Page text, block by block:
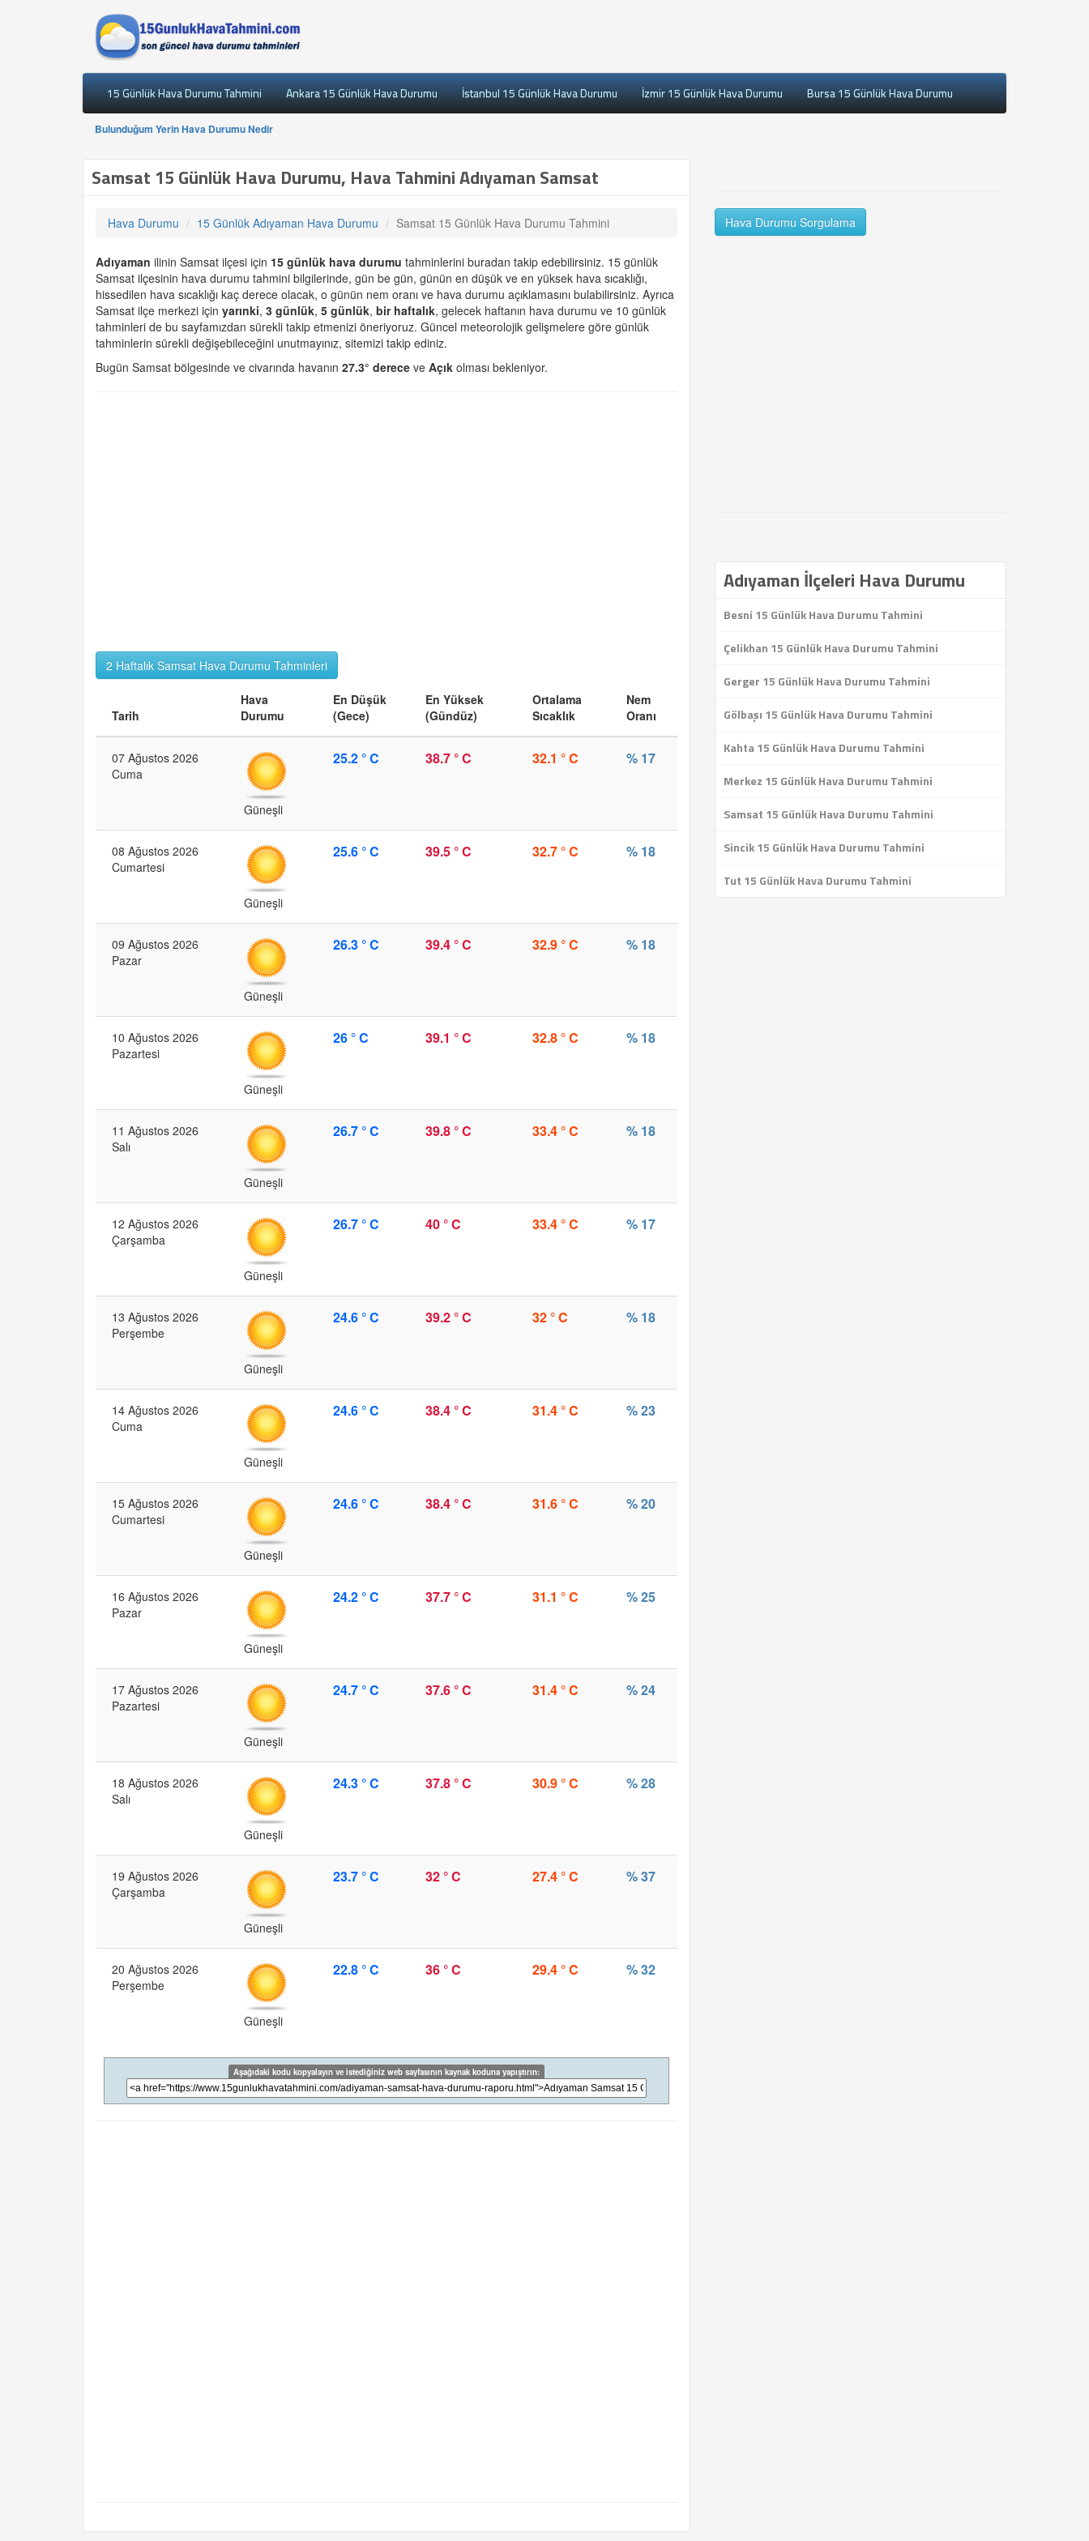
15 Günlük Hava Durumu Tahmini Ankara 15 Günlük Hava Durumu İstanbul 15 Günlük Hava Durumu İzmir 15 Günlük Hava Durumu Bursa 15 Günlük Hava Durumu
Bulunduğum Yerin Hava Durumu Nedir
Samsat 15 Günlük Hava Durumu, Hava Tahmini Adıyaman Samsat
Hava Durumu 15 Günlük Adıyaman Hava Durumu Samsat 15 Günlük Hava Durumu Tahmini
Adıyaman ilinin Samsat ilçesi için 15 günlük hava durumu tahminlerini buradan takip edebilirsiniz. 15 günlük
Samsat ilçesinin hava durumu tahmini bilgilerinde, gün be gün, günün en düşük ve en yüksek hava sıcaklığı,
hissedilen hava sıcaklığı kaç derece olacak, o günün nem oranı ve hava durumu açıklamasını bulabilirsiniz. Ayrıca
Samsat ilçe merkezi için yarınki, 3 günlük, 5 günlük, bir haftalık, gelecek haftanın hava durumu ve 10 günlük
tahminleri de bu sayfamızdan sürekli takip etmenizi öneriyoruz. Güncel meteorolojik gelişmelere göre günlük
tahminlerin sürekli değişebileceğini unutmayınız, sitemizi takip ediniz.
Bugün Samsat bölgesinde ve civarında havanın 27.3° derece ve Açık olması bekleniyor.
2 Haftalık Samsat Hava Durumu Tahminleri
Tarih
Hava
Durumu
En Düşük
(Gece)
En Yüksek
(Gündüz)
Ortalama
Sıcaklık
Nem
Oranı
07 Ağustos 2026
Cuma
Güneşli
25.2 ° C 38.7 ° C 32.1 ° C % 17
08 Ağustos 2026
Cumartesi
Güneşli
25.6 ° C 39.5 ° C 32.7 ° C % 18
09 Ağustos 2026
Pazar
Güneşli
26.3 ° C 39.4 ° C 32.9 ° C % 18
10 Ağustos 2026
Pazartesi
Güneşli
26 ° C 39.1 ° C 32.8 ° C % 18
11 Ağustos 2026
Salı
Güneşli
26.7 ° C 39.8 ° C 33.4 ° C % 18
12 Ağustos 2026
Çarşamba
Güneşli
26.7 ° C 40 ° C 33.4 ° C % 17
13 Ağustos 2026
Perşembe
Güneşli
24.6 ° C 39.2 ° C 32 ° C % 18
14 Ağustos 2026
Cuma
Güneşli
24.6 ° C 38.4 ° C 31.4 ° C % 23
15 Ağustos 2026
Cumartesi
Güneşli
24.6 ° C 38.4 ° C 31.6 ° C % 20
16 Ağustos 2026
Pazar
Güneşli
24.2 ° C 37.7 ° C 31.1 ° C % 25
17 Ağustos 2026
Pazartesi
Güneşli
24.7 ° C 37.6 ° C 31.4 ° C % 24
18 Ağustos 2026
Salı
Güneşli
24.3 ° C 37.8 ° C 30.9 ° C % 28
19 Ağustos 2026
Çarşamba
Güneşli
23.7 ° C 32 ° C 27.4 ° C % 37
20 Ağustos 2026
Perşembe
Güneşli
22.8 ° C 36 ° C 29.4 ° C % 32
Aşağıdaki kodu kopyalayın ve istediğiniz web sayfasının kaynak koduna yapıştırın:
Hava Durumu Sorgulama
Adıyaman İlçeleri Hava Durumu
Besni 15 Günlük Hava Durumu Tahmini
Çelikhan 15 Günlük Hava Durumu Tahmini
Gerger 15 Günlük Hava Durumu Tahmini
Gölbaşı 15 Günlük Hava Durumu Tahmini
Kahta 15 Günlük Hava Durumu Tahmini
Merkez 15 Günlük Hava Durumu Tahmini
Samsat 15 Günlük Hava Durumu Tahmini
Sincik 15 Günlük Hava Durumu Tahmini
Tut 15 Günlük Hava Durumu Tahmini